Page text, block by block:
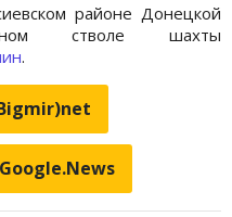
районе Донецкой
стволе шахты
.